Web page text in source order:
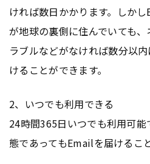
ければ数日かかります。しか
が地球の裏側に住んでいても
ラブルなどがなければ数分以
けることができます。
2、いつでも利用できる
24時間365日いつでも利用可
態であってもEmailを届けるこ